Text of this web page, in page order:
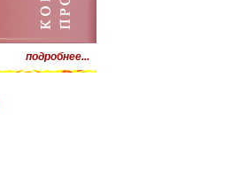
подробнее...